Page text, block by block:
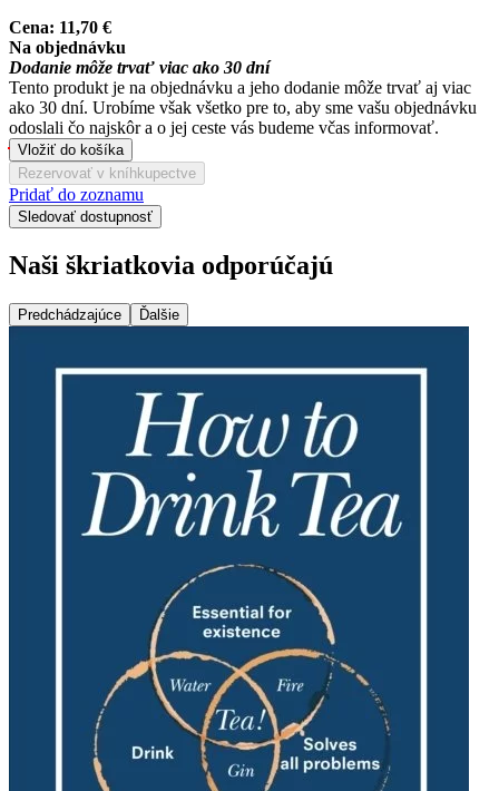
Cena: 11,70 €
Na objednávku
Dodanie môže trvať viac ako 30 dní
Tento produkt je na objednávku a jeho dodanie môže trvať aj viac
ako 30 dní. Urobíme však všetko pre to, aby sme vašu objednávku
odoslali čo najskôr a o jej ceste vás budeme včas informovať.
Vložiť do košíka
Rezervovať v kníhkupectve
Pridať do zoznamu
Sledovať dostupnosť
Naši škriatkovia odporúčajú
Predchádzajúce Ďalšie